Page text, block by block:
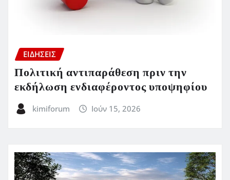
ΕΙΔΗΣΕΙΣ
Πολιτική αντιπαράθεση πριν την
εκδήλωση ενδιαφέροντος υποψηφίου
kimiforum Ιούν 15, 2026